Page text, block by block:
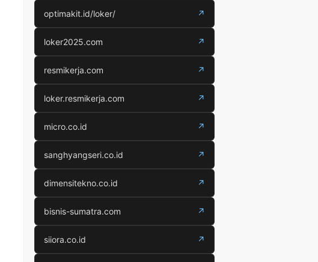
optimakit.id/loker/ ↗
loker2025.com ↗
resmikerja.com ↗
loker.resmikerja.com ↗
micro.co.id ↗
sanghyangseri.co.id ↗
dimensitekno.co.id ↗
bisnis-sumatra.com ↗
siiora.co.id ↗